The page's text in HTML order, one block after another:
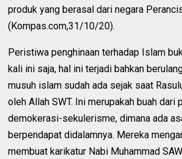
produk yang berasal dari negara
(Kompas.com,31/10/20).
Peristiwa penghinaan terhadap Islam
kali ini saja, hal ini terjadi bahkan
musuh islam sudah ada sejak saat
oleh Allah SWT. Ini merupakah buah dari
demokerasi-sekulerisme, dimana ada
berpendapat didalamnya. Mereka
membuat karikatur Nabi Muhammad